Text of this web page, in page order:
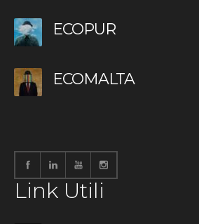
ECOPUR
ECOMALTA
Link Utili